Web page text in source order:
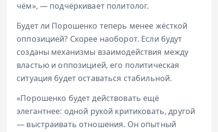
чём», — подчёркивает политолог.
Будет ли Порошенко теперь менее жёсткой
оппозицией? Скорее наоборот. Если будут
созданы механизмы взаимодействия между
властью и оппозицией, его политическая
ситуация будет оставаться стабильной.
«Порошенко будет действовать ещё
элегантнее: одной рукой критиковать, другой
— выстраивать отношения. Он опытный